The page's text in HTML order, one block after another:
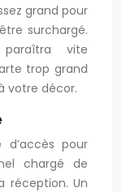
grand pour
surchargé.
vite
trop grand
votre décor.
pour
chargé de
réception. Un